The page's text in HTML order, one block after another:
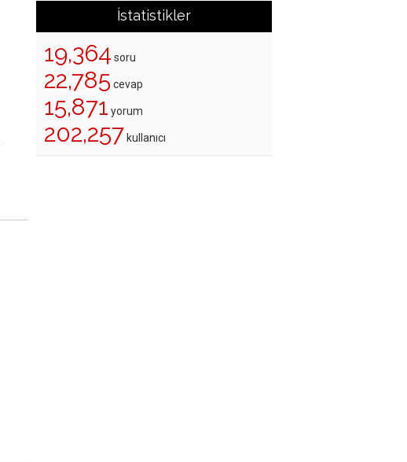
İstatistikler
19,364 soru
22,785 cevap
15,871 yorum
202,257 kullanıcı